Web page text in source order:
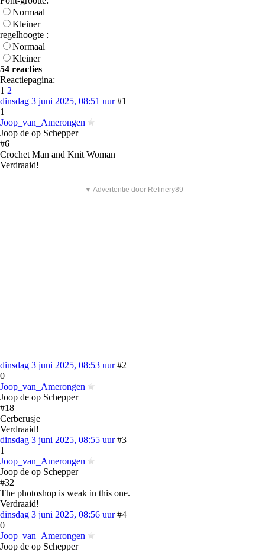
Normaal
Kleiner
regelhoogte :
Normaal
Kleiner
54 reacties
Reactiepagina:
1 2
dinsdag 3 juni 2025, 08:51 uur #1
1
Joop_van_Amerongen
Joop de op Schepper
#6
Crochet Man and Knit Woman
Verdraaid!
▼ Advertentie door Refinery89
dinsdag 3 juni 2025, 08:53 uur #2
0
Joop_van_Amerongen
Joop de op Schepper
#18
Cerberusje
Verdraaid!
dinsdag 3 juni 2025, 08:55 uur #3
1
Joop_van_Amerongen
Joop de op Schepper
#32
The photoshop is weak in this one.
Verdraaid!
dinsdag 3 juni 2025, 08:56 uur #4
0
Joop_van_Amerongen
Joop de op Schepper